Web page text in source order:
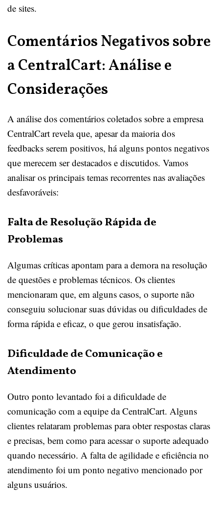
de sites.
Comentários Negativos sobre
a CentralCart: Análise e
Considerações
A análise dos comentários coletados sobre a empresa
CentralCart revela que, apesar da maioria dos
feedbacks serem positivos, há alguns pontos negativos
que merecem ser destacados e discutidos. Vamos
analisar os principais temas recorrentes nas avaliações
desfavoráveis:
Falta de Resolução Rápida de
Problemas
Algumas críticas apontam para a demora na resolução
de questões e problemas técnicos. Os clientes
mencionaram que, em alguns casos, o suporte não
conseguiu solucionar suas dúvidas ou dificuldades de
forma rápida e eficaz, o que gerou insatisfação.
Dificuldade de Comunicação e
Atendimento
Outro ponto levantado foi a dificuldade de
comunicação com a equipe da CentralCart. Alguns
clientes relataram problemas para obter respostas claras
e precisas, bem como para acessar o suporte adequado
quando necessário. A falta de agilidade e eficiência no
atendimento foi um ponto negativo mencionado por
alguns usuários.